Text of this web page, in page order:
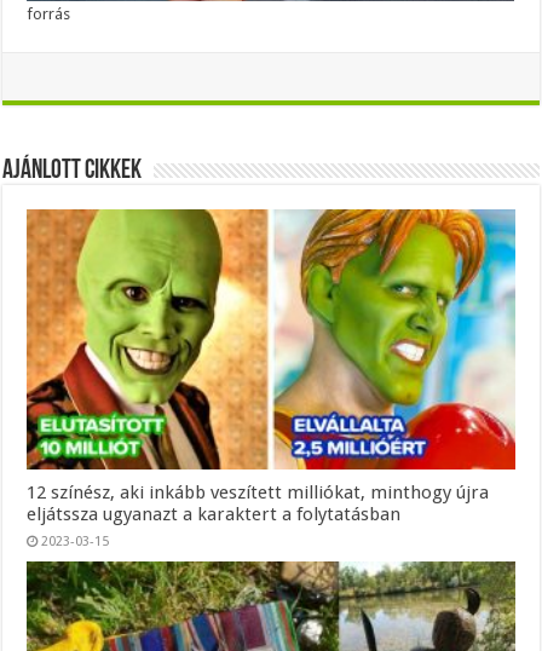
forrás
Ajánlott Cikkek
12 színész, aki inkább veszített milliókat, minthogy újra
eljátssza ugyanazt a karaktert a folytatásban
2023-03-15